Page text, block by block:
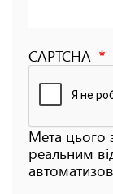
CAPTCHA
Мета цього
реальним